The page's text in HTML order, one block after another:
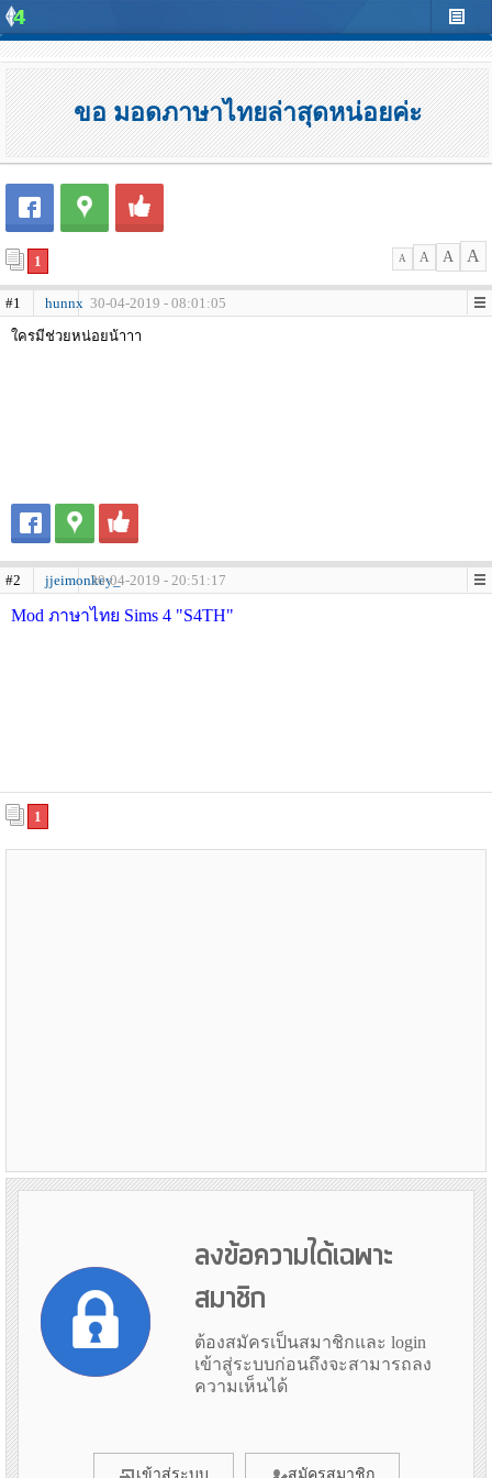
ขอ มอดภาษาไทยล่าสุดหน่อยค่ะ
1 A A A A
#1 hunnx 30-04-2019 - 08:01:05
ใครมีช่วยหน่อยน้าาา
#2 jjeimonkey_30-04-2019 - 20:51:17
Mod ภาษาไทย Sims 4 "S4TH"
1
ลงข้อความได้เฉพาะ
สมาชิก
ต้องสมัครเป็นสมาชิกและ login
เข้าสู่ระบบก่อนถึงจะสามารถลง
ความเห็นได้
เข้าสู่ระบบ สมัครสมาชิก